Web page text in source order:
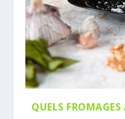
QUELS FROMAGES